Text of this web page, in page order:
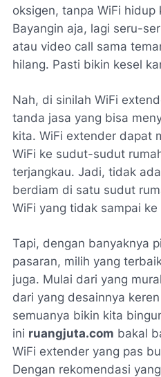
oksigen, tanpa WiFi hidup
Bayangin aja, lagi seru-
atau video call sama
hilang. Pasti bikin kesel
Nah, di sinilah WiFi
tanda jasa yang bisa
kita. WiFi extender dapat
WiFi ke sudut-sudut
terjangkau. Jadi, tidak
berdiam di satu sudut
WiFi yang tidak sampai
Tapi, dengan banyaknya
pasaran, milih yang
juga. Mulai dari yang
dari yang desainnya
semuanya bikin kita
ini ruangjuta.com bakal
WiFi extender yang pas
Dengan rekomendasi